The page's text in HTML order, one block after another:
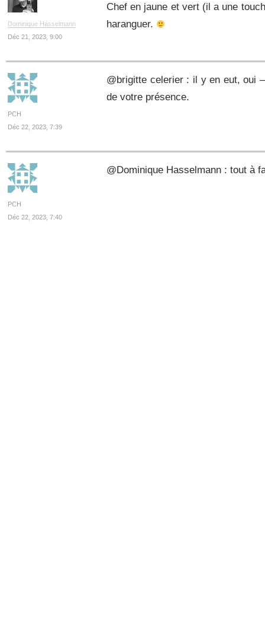
Dominique Hasselmann
Déc 21, 2023, 9:00
Chef en jaune et vert (il a une
haranguer.
PCH
Déc 22, 2023, 7:39
@brigitte celerier : il y en eut, oui
de votre présence.
PCH
Déc 22, 2023, 7:40
@Dominique Hasselmann : tout à